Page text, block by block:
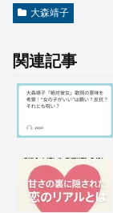
大森靖子
関連記事